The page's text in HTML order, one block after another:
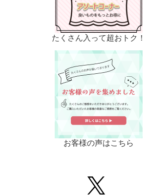
たくさん入って超おトク！
お客様の声はこちら